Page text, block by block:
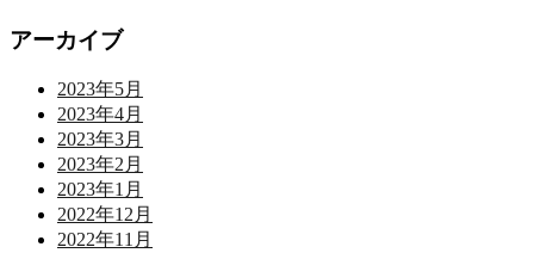
アーカイブ
2023年5月
2023年4月
2023年3月
2023年2月
2023年1月
2022年12月
2022年11月